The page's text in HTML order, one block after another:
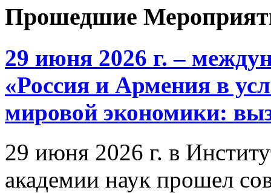
Прошедшие
29 июня 2026 г. –
«Россия и Армения в
мировой экономики:
29 июня 2026 г. в
академии наук прошел